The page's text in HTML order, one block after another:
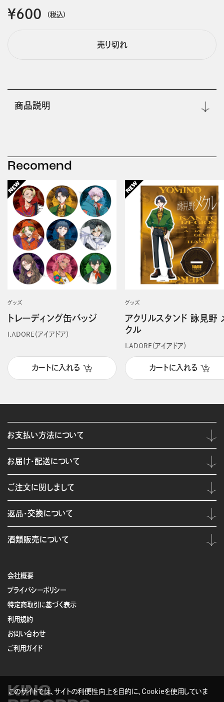
￥600 (税込)
売り切れ
商品説明
Recomend
グッズ
トレーディング缶バッジ
I.ADORE（アイアドア）
カートに入れる
グッズ
アクリルスタンド 詠見野
クル
I.ADORE（アイアドア）
カートに入れる
会社概要
プライバシーポリシー
特定商取引に基づく表示
利用規約
お問い合わせ
ご利用ガイド
KING
お支払い方法について
お届け・配送について
ご注文に関しまして
返品・交換について
酒類販売について
このサイトでは、サイトの利便性向上を目的に、Cookieを使用していま